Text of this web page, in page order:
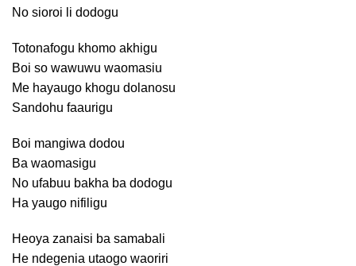
No sioroi li dodogu
Totonafogu khomo akhigu
Boi so wawuwu waomasiu
Me hayaugo khogu dolanosu
Sandohu faaurigu
Boi mangiwa dodou
Ba waomasigu
No ufabuu bakha ba dodogu
Ha yaugo nifiligu
Heoya zanaisi ba samabali
He ndegenia utaogo waoriri